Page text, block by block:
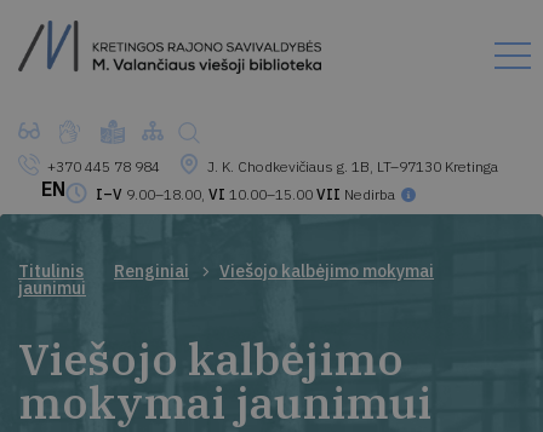
+370 445 78 984
J. K. Chodkevičiaus g. 1B, LT–97130 Kretinga
I–V 9.00–18.00, VI 10.00–15.00 VII Nedirba
EN
Titulinis Renginiai Viešojo kalbėjimo mokymai
jaunimui
Viešojo kalbėjimo
mokymai jaunimui